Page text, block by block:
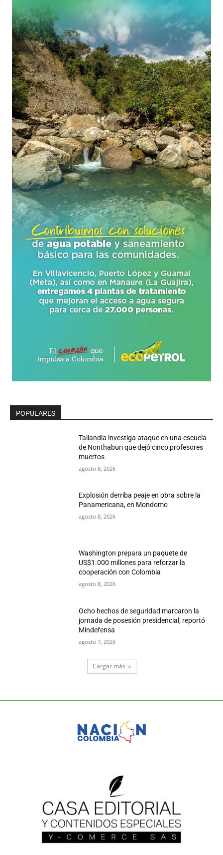
POPULARES
Tailandia investiga ataque en una escuela
de Nonthaburi que dejó cinco profesores
muertos
agosto 8, 2026
Explosión derriba peaje en obra sobre la
Panamericana, en Mondomo
agosto 8, 2026
Washington prepara un paquete de
US$1.000 millones para reforzar la
cooperación con Colombia
agosto 8, 2026
Ocho hechos de seguridad marcaron la
jornada de posesión presidencial, reportó
Mindefensa
agosto 7, 2026
Cargar más